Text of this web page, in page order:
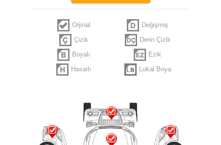
Orjinal
Değişmiş
Çizik
Derin Çizik
Boyalı
Ezik
Hasarlı
Lokal Boya